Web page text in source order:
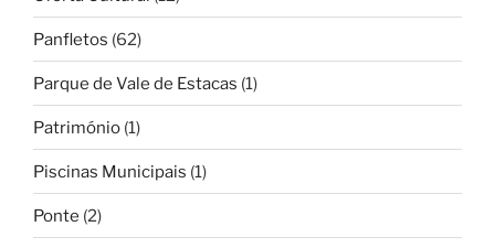
Panfletos (62)
Parque de Vale de Estacas (1)
Património (1)
Piscinas Municipais (1)
Ponte (2)